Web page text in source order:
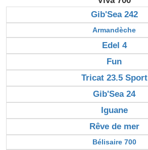
Gib'Sea 242
Armandèche
Edel 4
Fun
Tricat 23.5 Sport
Gib'Sea 24
Iguane
Rêve de mer
Bélisaire 700